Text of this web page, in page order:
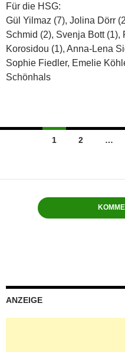
Für die HSG:
Gül Yilmaz (7), Jolina Dörr
Schmid (2), Svenja Bott (1),
Korosidou (1), Anna-Lena
Sophie Fiedler, Emelie
Schönhals
1 2 …
ANZEIGE